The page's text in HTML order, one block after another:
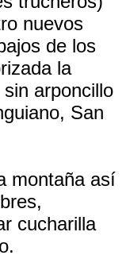
nuevos
de los
la
arponcillo
San
montaña así
cucharilla